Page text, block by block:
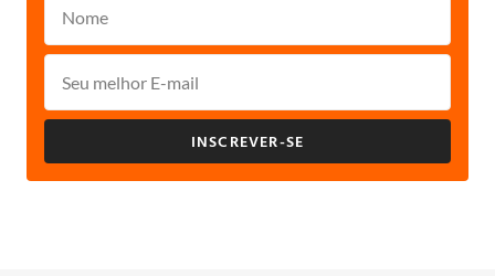
INSCREVER-SE